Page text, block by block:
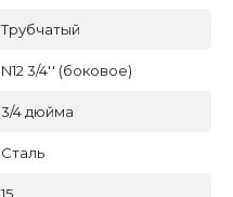
Трубчатый
N12 3/4'' (боковое)
3/4 дюйма
Сталь